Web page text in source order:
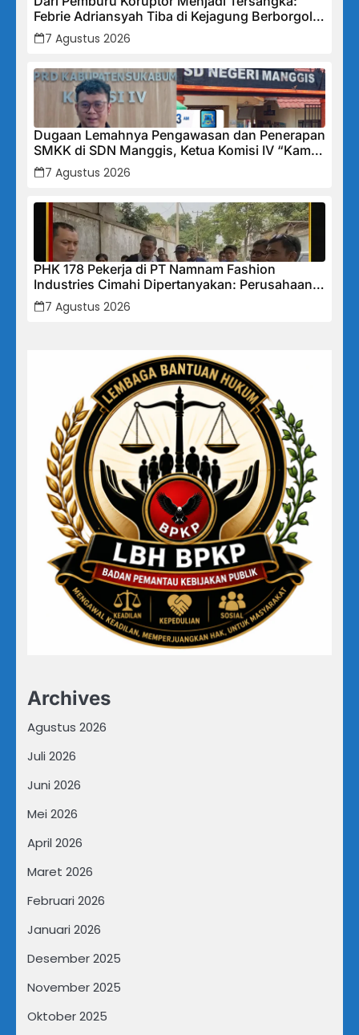
Febrie Adriansyah Tiba di Kejagung Berborgol,
Bawa Map Biru dan Senyum Penuh Teka-teki
7 Agustus 2026
Dugaan Lemahnya Pengawasan dan Penerapan
SMKK di SDN Manggis, Ketua Komisi IV “Kami
Tidak Akan Segan Menindak”
7 Agustus 2026
PHK 178 Pekerja di PT Namnam Fashion
Industries Cimahi Dipertanyakan: Perusahaan
Klaim Rugi, Laporan Keuangan Justru
Tunjukkan Penurunan Laba.
7 Agustus 2026
Archives
Agustus 2026
Juli 2026
Juni 2026
Mei 2026
April 2026
Maret 2026
Februari 2026
Januari 2026
Desember 2025
November 2025
Oktober 2025